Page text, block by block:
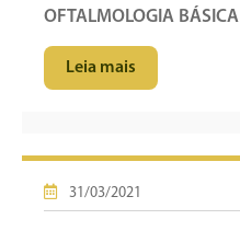
OFTALMOLOGIA BÁSICA
Leia mais
31/03/2021